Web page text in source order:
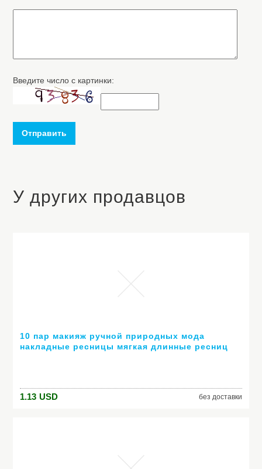
Введите число с картинки:
Отправить
У других продавцов
10 пар макияж ручной природных мода
накладные ресницы мягкая длинные ресниц
1.13 USD без доставки